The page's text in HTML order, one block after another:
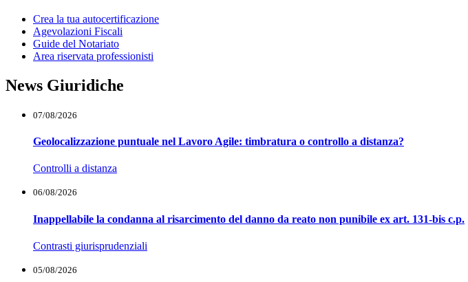
Crea la tua autocertificazione
Agevolazioni Fiscali
Guide del Notariato
Area riservata professionisti
News Giuridiche
07/08/2026
Geolocalizzazione puntuale nel Lavoro Agile: timbratura o controllo a distanza?
Controlli a distanza
06/08/2026
Inappellabile la condanna al risarcimento del danno da reato non punibile ex art. 131-bis c.p.
Contrasti giurisprudenziali
05/08/2026